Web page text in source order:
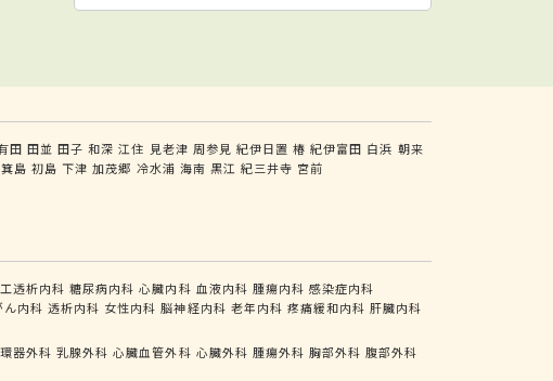
田 田並 田子 和深 江住 見老津 周参見 紀伊日置 椿 紀伊富田 白浜 朝来
箕島 初島 下津 加茂郷 冷水浦 海南 黒江 紀三井寺 宮前
透析内科 糖尿病内科 心臓内科 血液内科 腫瘍内科 感染症内科
ん内科 透析内科 女性内科 脳神経内科 老年内科 疼痛緩和内科 肝臓内科
器外科 乳腺外科 心臓血管外科 心臓外科 腫瘍外科 胸部外科 腹部外科